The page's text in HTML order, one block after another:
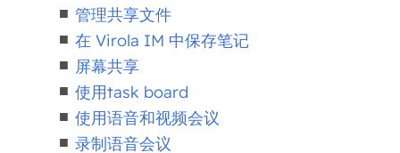
管理共享文件
在 Virola IM 中保存笔记
屏幕共享
使用task board
使用语音和视频会议
录制语音会议